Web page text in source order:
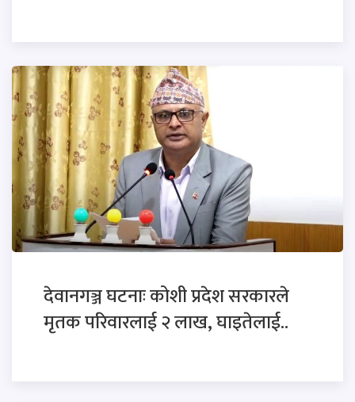
देवानगञ्ज घटनाः कोशी प्रदेश सरकारले
मृतक परिवारलाई २ लाख, घाइतेलाई..